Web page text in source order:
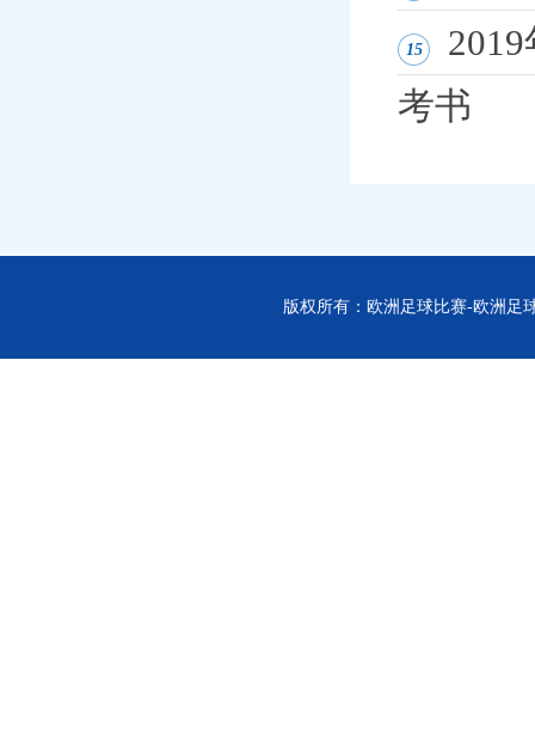
15
考书
版权所有：欧洲足球比赛-欧洲足